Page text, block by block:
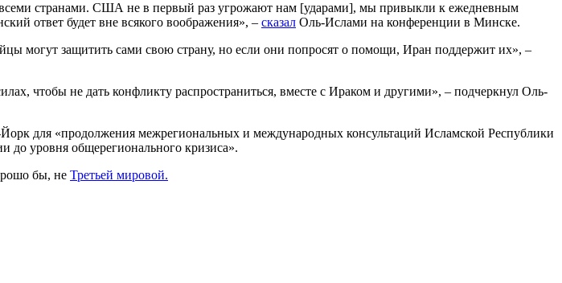
странами. США не в первый раз угрожают нам [ударами], мы привыкли к ежедневным
ответ будет вне всякого воображения», – сказал Оль-Ислами на конференции в Минске.
могут защитить сами свою страну, но если они попросят о помощи, Иран поддержит их», –
чтобы не дать конфликту распространиться, вместе с Ираком и другими», – подчеркнул Оль-
для «продолжения межрегиональных и международных консультаций Исламской Республики
до уровня общерегионального кризиса».
бы, не Третьей мировой.